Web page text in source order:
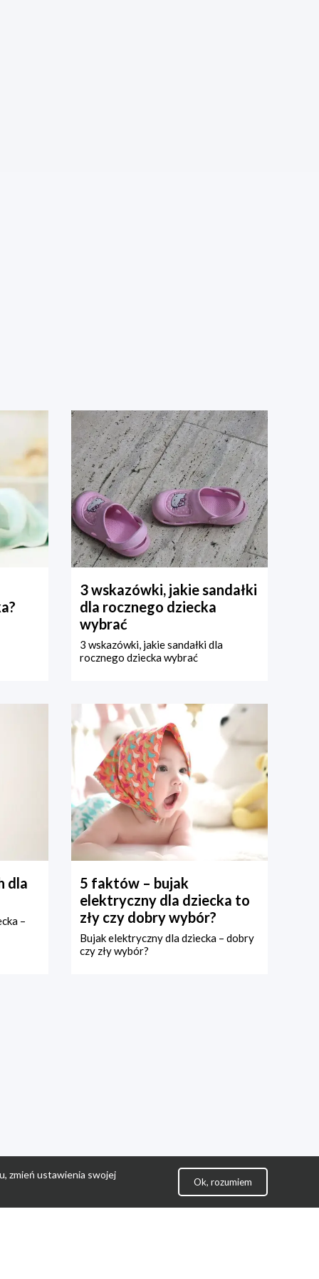
3 wskazówki, jakie sandałki
dla rocznego dziecka
wybrać
3 wskazówki, jakie sandałki dla
rocznego dziecka wybrać
dla
–
5 faktów – bujak
elektryczny dla dziecka to
zły czy dobry wybór?
Bujak elektryczny dla dziecka – dobry
czy zły wybór?
zmień ustawienia swojej
Ok, rozumiem